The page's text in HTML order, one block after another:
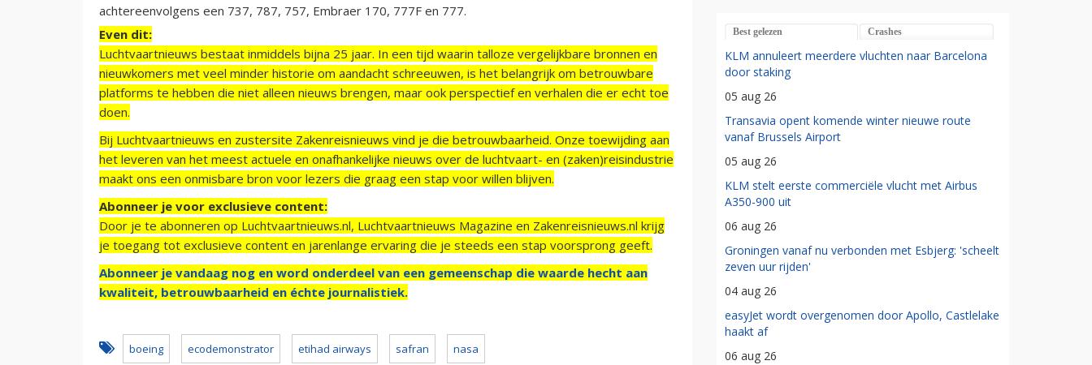
achtereenvolgens een 737, 787, 757, Embraer 170, 777F en 777.
Even dit:
Luchtvaartnieuws bestaat inmiddels bijna 25 jaar. In een tijd waarin talloze vergelijkbare bronnen en
nieuwkomers met veel minder historie om aandacht schreeuwen, is het belangrijk om betrouwbare
platforms te hebben die niet alleen nieuws brengen, maar ook perspectief en verhalen die er echt toe
doen.
Bij Luchtvaartnieuws en zustersite Zakenreisnieuws vind je die betrouwbaarheid. Onze toewijding aan
het leveren van het meest actuele en onafhankelijke nieuws over de luchtvaart- en (zaken)reisindustrie
maakt ons een onmisbare bron voor lezers die graag een stap voor willen blijven.
Abonneer je voor exclusieve content:
Door je te abonneren op Luchtvaartnieuws.nl, Luchtvaartnieuws Magazine en Zakenreisnieuws.nl krijg
je toegang tot exclusieve content en jarenlange ervaring die je steeds een stap voorsprong geeft.
Abonneer je vandaag nog en word onderdeel van een gemeenschap die waarde hecht aan
kwaliteit, betrouwbaarheid en échte journalistiek.
boeing ecodemonstrator etihad airways safran nasa
Best gelezen Crashes
KLM annuleert meerdere vluchten naar Barcelona
door staking
05 aug 26
Transavia opent komende winter nieuwe route
vanaf Brussels Airport
05 aug 26
KLM stelt eerste commerciële vlucht met Airbus
A350-900 uit
06 aug 26
Groningen vanaf nu verbonden met Esbjerg: 'scheelt
zeven uur rijden'
04 aug 26
easyJet wordt overgenomen door Apollo, Castlelake
haakt af
06 aug 26